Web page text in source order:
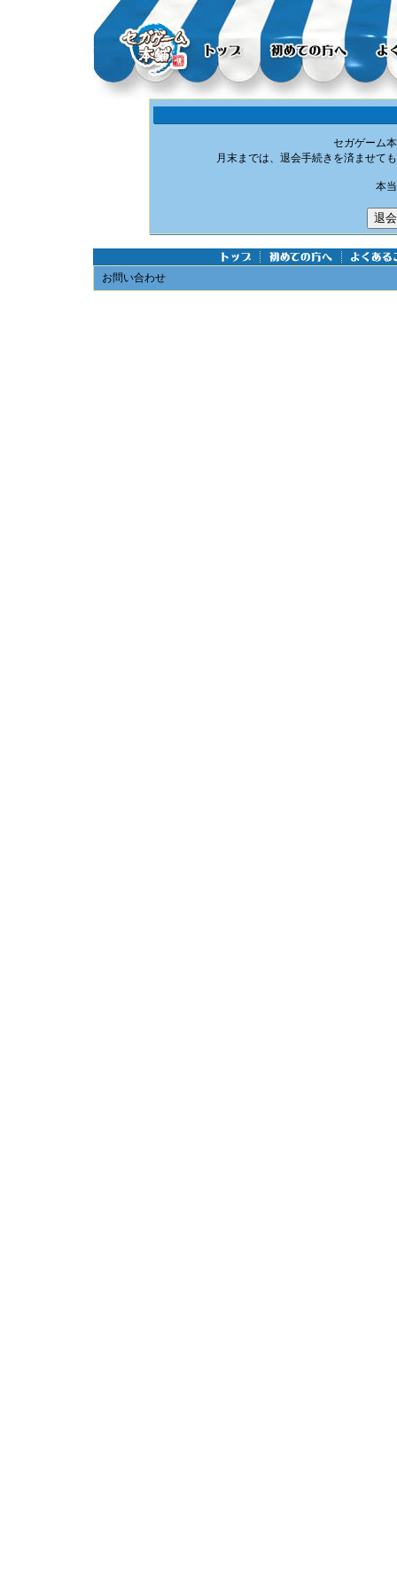
セガゲーム
月末までは、退会手続きを済ませて
本
お問い合わせ